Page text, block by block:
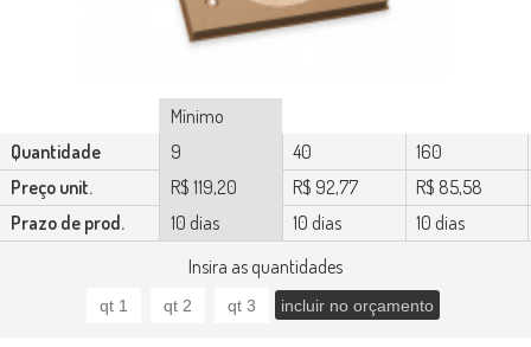
Insira as quantidades
Mínimo
Quantidade
9 40
160
Preço unit.
R$ 119,20 R$ 92,77
R$ 85,58
Prazo de prod.
10 dias 10 dias 10 dias